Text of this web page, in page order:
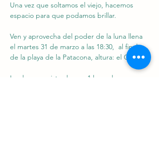
Una vez que soltamos el viejo, hacemos
espacio para que podamos brillar.
Ven y aprovecha del poder de la luna llena
el martes 31 de marzo a las 18:30,  al final
de la playa de la Patacona, altura: el Ocho.
La clase consiste de una 1 hora de power